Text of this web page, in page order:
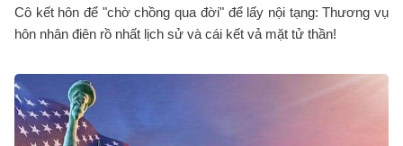
Cô kết hôn để "chờ chồng qua đời" để lấy nội tạng: Thương vụ
hôn nhân điên rồ nhất lịch sử và cái kết vả mặt tử thần!